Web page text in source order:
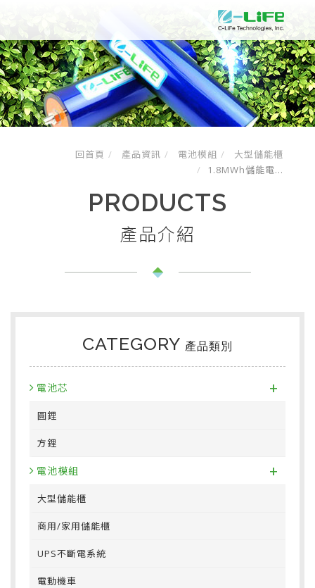
回首頁 產品資訊 電池模組
大型儲能櫃
1.8MWh儲能電...
PRODUCTS
產品介紹
CATEGORY 產品類別
電池芯 +
圓鋰
方鋰
電池模組 +
大型儲能櫃
商用/家用儲能櫃
UPS不斷電系統
電動機車